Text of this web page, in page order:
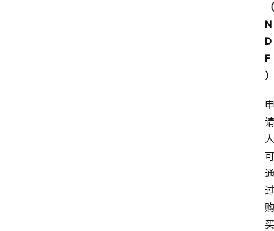
（
N
D
F
申
请
人
可
通
过
购
买